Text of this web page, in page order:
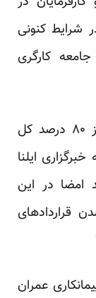
شرایط کنونی
کارگری
میرعلی شیر افکن با بیان اینکه بیش از ۸۰ درصد کل
ایلنا
امضا در این
قراردادهای
عمران